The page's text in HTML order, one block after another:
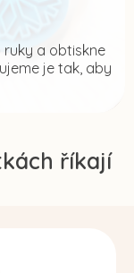
a obtiskne
je tak, aby
říkají